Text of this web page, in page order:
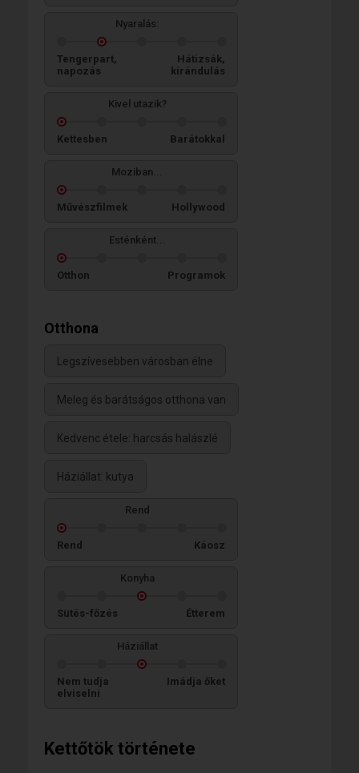
Kettőtök története
Nyaralás:
Tengerpart,
napozás
Hátizsák,
kirándulás
Kivel utazik?
Kettesben Barátokkal
Moziban...
Művészfilmek Hollywood
Esténként...
Otthon Programok
Otthona
Legszívesebben városban élne
Meleg és barátságos otthona van
Kedvenc étele: harcsás halászlé
Háziállat: kutya
Rend
Rend Káosz
Konyha
Sütés-főzés Étterem
Háziállat
Nem tudja
elviselni
Imádja őket